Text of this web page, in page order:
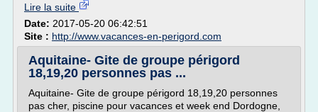
Lire la suite
Date: 2017-05-20 06:42:51
Site : http://www.vacances-en-perigord.com
Aquitaine- Gite de groupe périgord
18,19,20 personnes pas ...
Aquitaine- Gite de groupe périgord 18,19,20 personnes
pas cher, piscine pour vacances et week end Dordogne,